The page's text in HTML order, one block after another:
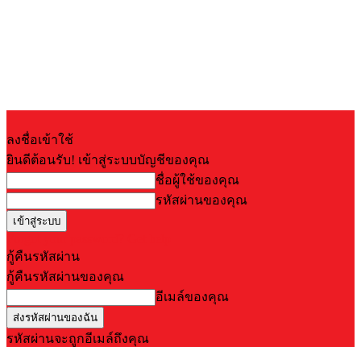
ลงชื่อเข้าใช้
ยินดีต้อนรับ! เข้าสู่ระบบบัญชีของคุณ
ชื่อผู้ใช้ของคุณ
รหัสผ่านของคุณ
กู้คืนรหัสผ่าน
กู้คืนรหัสผ่านของคุณ
อีเมล์ของคุณ
รหัสผ่านจะถูกอีเมล์ถึงคุณ